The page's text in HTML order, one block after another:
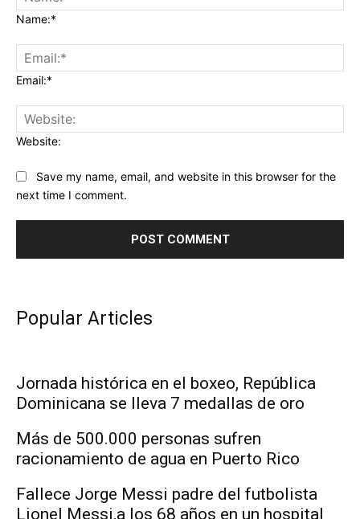
Name:*
Email:*
Website:
Save my name, email, and website in this browser for the
next time I comment.
Popular Articles
Jornada histórica en el boxeo, República
Dominicana se lleva 7 medallas de oro
Más de 500.000 personas sufren
racionamiento de agua en Puerto Rico
Fallece Jorge Messi padre del futbolista
Lionel Messi,a los 68 años en un hospital